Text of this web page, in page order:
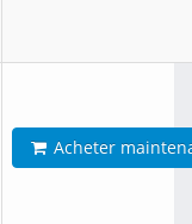
Acheter